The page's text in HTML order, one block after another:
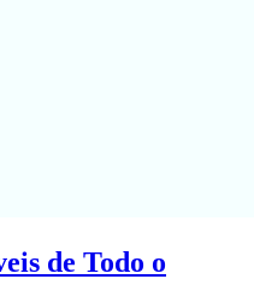
de Todo o